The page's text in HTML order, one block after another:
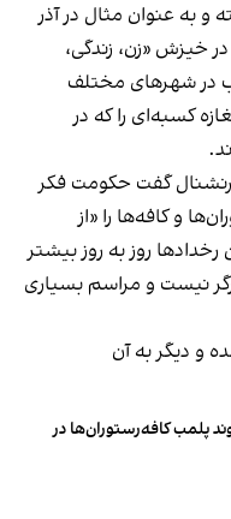
و به عنوان مثال در آذر
در خیزش «زن، زندگی،
در شهرهای مختلف
کسبه‌ای را که در
گفت حکومت فکر
و کافه‌ها را «از
رخدادها روز به روز بیشتر
نیست و مراسم بسیاری
و دیگر به آن
پلمب کافه‌رستوران‌ها در